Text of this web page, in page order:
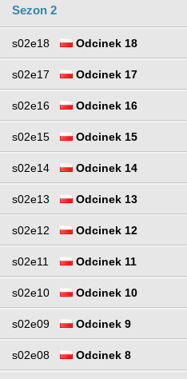
Sezon 2
s02e18 Odcinek 18
s02e17 Odcinek 17
s02e16 Odcinek 16
s02e15 Odcinek 15
s02e14 Odcinek 14
s02e13 Odcinek 13
s02e12 Odcinek 12
s02e11 Odcinek 11
s02e10 Odcinek 10
s02e09 Odcinek 9
s02e08 Odcinek 8